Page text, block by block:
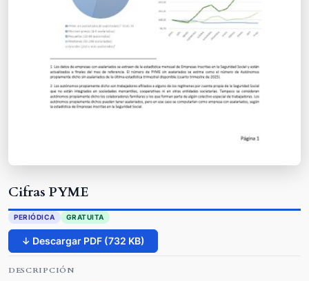
Cifras PYME
PERIÓDICA GRATUITA
↓ Descargar PDF (732 KB)
DESCRIPCIÓN